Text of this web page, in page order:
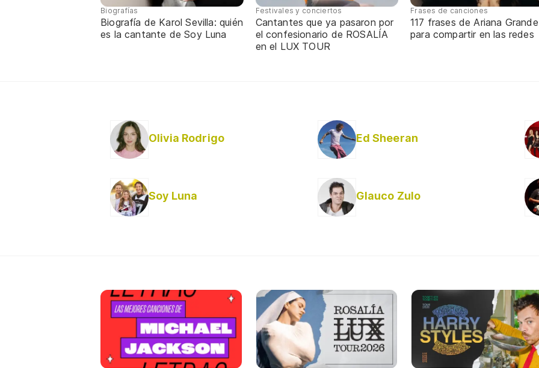
Biografías
Biografía de Karol Sevilla: quién
es la cantante de Soy Luna
Festivales y conciertos
Cantantes que ya pasaron por
el confesionario de ROSALÍA
en el LUX TOUR
Frases de canciones
117 frases de Ariana Grande
para compartir en las redes
Olivia Rodrigo Ed Sheeran
Soy Luna Glauco Zulo